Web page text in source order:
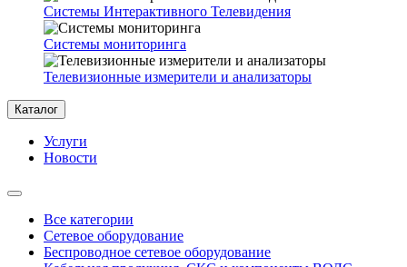
Системы Интерактивного Телевидения
Системы мониторинга
Телевизионные измерители и анализаторы
Каталог
Услуги
Новости
Все категории
Сетевое оборудование
Беспроводное сетевое оборудование